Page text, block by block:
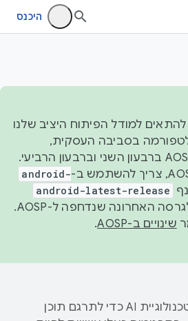
היכנס
2026, כדי להתאים למודל הפיתוח היציב שלנו
בסביבה העסקית,
נפרסם קוד מקור ב-AOSP ברבעון השני וברבעון הרביעי.
android-
android-latest-release
manifest תמיד יפנה לגרסה האחרונה שנדחפה ל-AOSP.
שינויים ב-AOSP .
‫Google משתמשת בטכנולוגיית AI כדי לתרגם תוכן